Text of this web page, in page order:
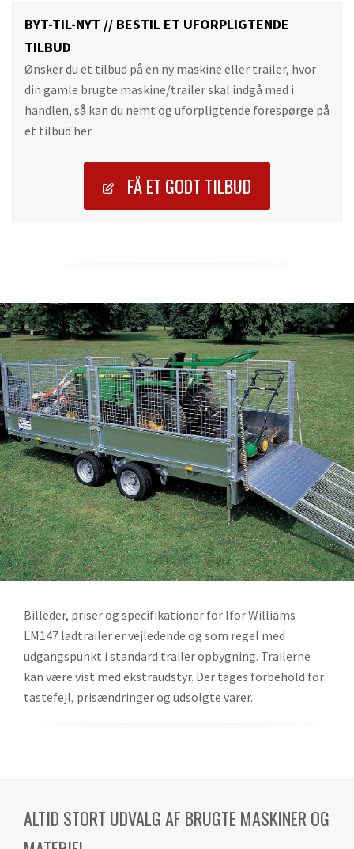
BYT-TIL-NYT // BESTIL ET UFORPLIGTENDE
TILBUD
Ønsker du et tilbud på en ny maskine eller trailer, hvor
din gamle brugte maskine/trailer skal indgå med i
handlen, så kan du nemt og uforpligtende forespørge på
et tilbud her.
FÅ ET GODT TILBUD
Billeder, priser og specifikationer for Ifor Williams
LM147 ladtrailer er vejledende og som regel med
udgangspunkt i standard trailer opbygning. Trailerne
kan være vist med ekstraudstyr. Der tages forbehold for
tastefejl, prisændringer og udsolgte varer.
ALTID STORT UDVALG AF BRUGTE MASKINER OG